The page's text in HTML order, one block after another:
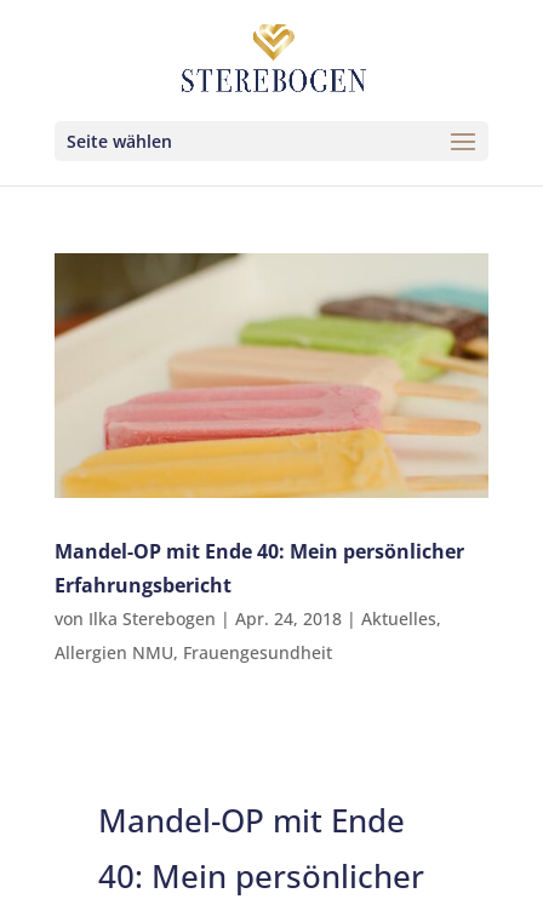
Seite wählen
Mandel-OP mit Ende 40: Mein persönlicher
Erfahrungsbericht
von Ilka Sterebogen | Apr. 24, 2018| Aktuelles,
Allergien NMU, Frauengesundheit
Mandel-OP mit Ende
40: Mein persönlicher